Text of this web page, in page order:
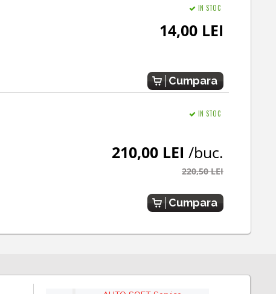
IN STOC
14,00 LEI
Cumpara
IN STOC
210,00 LEI /buc.
220,50 LEI
Cumpara